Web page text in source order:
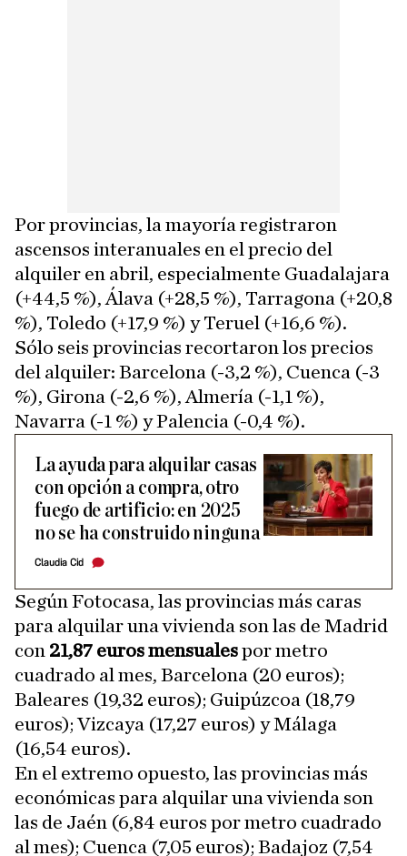
Por provincias, la mayoría registraron
ascensos interanuales en el precio del
alquiler en abril, especialmente Guadalajara
(+44,5 %), Álava (+28,5 %), Tarragona (+20,8
%), Toledo (+17,9 %) y Teruel (+16,6 %).
Sólo seis provincias recortaron los precios
del alquiler: Barcelona (-3,2 %), Cuenca (-3
%), Girona (-2,6 %), Almería (-1,1 %),
Navarra (-1 %) y Palencia (-0,4 %).
La ayuda para alquilar casas
con opción a compra, otro
fuego de artificio: en 2025
no se ha construido ninguna
Claudia Cid
Según Fotocasa, las provincias más caras
para alquilar una vivienda son las de Madrid
con 21,87 euros mensualespor metro
cuadrado al mes, Barcelona (20 euros);
Baleares (19,32 euros); Guipúzcoa (18,79
euros); Vizcaya (17,27 euros) y Málaga
(16,54 euros).
En el extremo opuesto, las provincias más
económicas para alquilar una vivienda son
las de Jaén (6,84 euros por metro cuadrado
al mes); Cuenca (7,05 euros); Badajoz (7,54